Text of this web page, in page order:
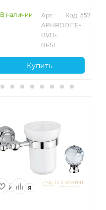
В наличии
Арт.:
APHRODITE-
BVD-
01-S1
Код: 55771
Купить
Италия